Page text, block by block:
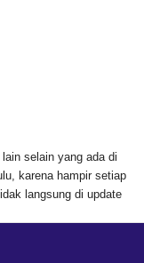
selain yang ada di
karena hampir setiap
langsung di update